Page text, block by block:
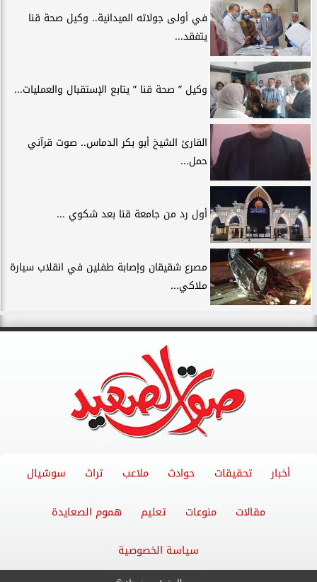
في أولى جولاته الميدانية.. وكيل صحة قنا
يتفقد...
وكيل ” صحة قنا ” يتابع الإستقبال والعمليات...
القارئ الشيخ أبو بكر الدماس.. صوت قرآني
حمل...
أول رد من جامعة قنا بعد شكوي ...
مصرع شقيقان وإصابة طفلين في انقلاب سيارة
ملاكي...
أخبار تحقيقات حوادث ملاعب تراث سوشيال
مقالات منوعات تعليم هموم الصعايدة
سياسة الخصوصية